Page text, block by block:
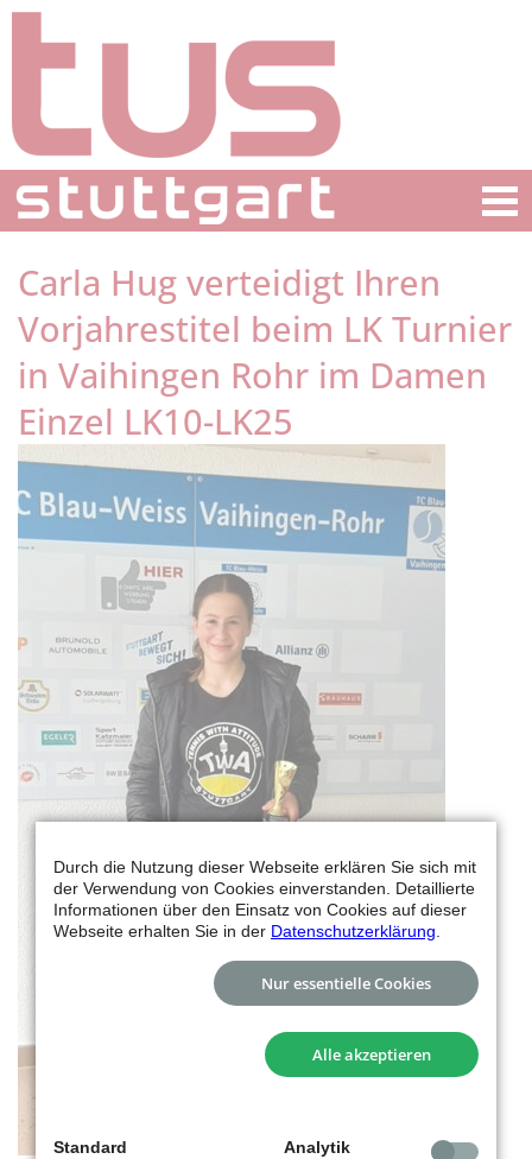
Carla Hug verteidigt Ihren
Vorjahrestitel beim LK Turnier
in Vaihingen Rohr im Damen
Einzel LK10-LK25
Durch die Nutzung dieser Webseite erklären Sie sich mit
der Verwendung von Cookies einverstanden. Detaillierte
Informationen über den Einsatz von Cookies auf dieser
Webseite erhalten Sie in der Datenschutzerklärung
Nur essentielle Cookies
Alle akzeptieren
Standard Analytik